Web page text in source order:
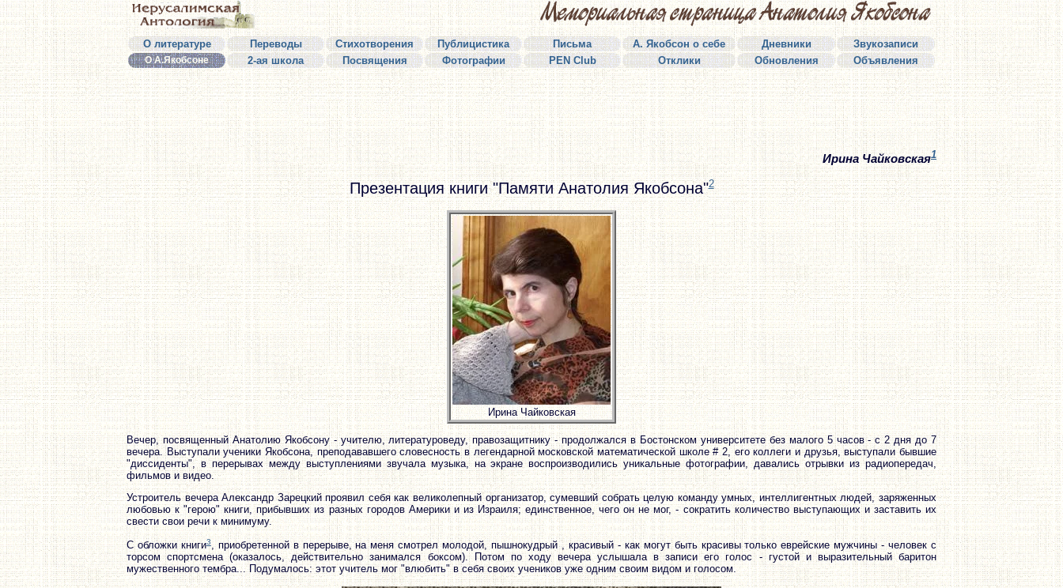
О литературе Переводы Стихотворения Публицистика Письма А. Якобсон о себе Дневники Звукозаписи
О А.Якобсоне 2-ая школа Посвящения Фотографии PEN Club Отклики Обновления Объявления
Ирина Чайковская1
Презентация книги "Памяти Анатолия Якобсона"2
Ирина Чайковская
Вечер, посвященный Анатолию Якобсону - учителю, литературоведу, правозащитнику - продолжался в Бостонском университете без малого 5 часов - с 2 дня до 7
вечера. Выступали ученики Якобсона, преподававшего словесность в легендарной московской математической школе # 2, его коллеги и друзья, выступали бывшие
"диссиденты", в перерывах между выступлениями звучала музыка, на экране воспроизводились уникальные фотографии, давались отрывки из радиопередач,
фильмов и видео.
Устроитель вечера Александр Зарецкий проявил себя как великолепный организатор, сумевший собрать целую команду умных, интеллигентных людей, заряженных
любовью к "герою" книги, прибывших из разных городов Америки и из Израиля; единственное, чего он не мог, - сократить количество выступающих и заставить их
свести свои речи к минимуму.
С обложки книги3, приобретенной в перерыве, на меня смотрел молодой, пышнокудрый , красивый - как могут быть красивы только еврейские мужчины - человек с
торсом спортсмена (оказалось, действительно занимался боксом). Потом по ходу вечера услышала в записи его голос - густой и выразительный баритон
мужественного тембра... Подумалось: этот учитель мог "влюбить" в себя своих учеников уже одним своим видом и голосом.